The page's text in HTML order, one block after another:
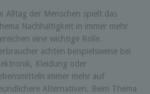
Alltag der Menschen spielt das
Nachhaltigkeit in immer mehr
eine wichtige Rolle.
achten beispielsweise bei
Kleidung oder
immer mehr auf
Alternativen. Beim Thema